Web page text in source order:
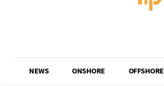
NEWS ONSHORE OFFSHORE